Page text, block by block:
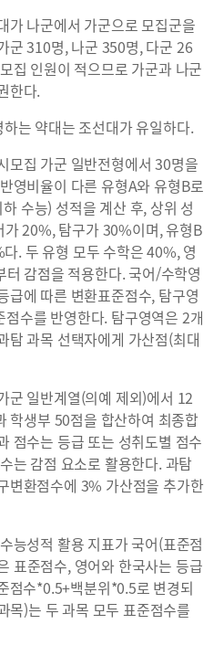
가 나군에서 가군으로 모집군을
군 310명, 나군 350명, 다군 26
집 인원이 적으므로 가군과 나군
한다.
는 약대는 조선대가 유일하다.
모집 가군 일반전형에서 30명을
영비율이 다른 유형A와 유형B로
수능) 성적을 계산 후, 상위 성
가 20%, 탐구가 30%이며, 유형B
. 두 유형 모두 수학은 40%, 영
감점을 적용한다. 국어/수학영
급에 따른 변환표준점수, 탐구영
수를 반영한다. 탐구영역은 2개
탐 과목 선택자에게 가산점(최대
군 일반계열(의예 제외)에서 12
학생부 50점을 합산하여 최종합
점수는 등급 또는 성취도별 점수
는 감점 요소로 활용한다. 과탐
변환점수에 3% 가산점을 추가한
능성적 활용 지표가 국어(표준점
표준점수, 영어와 한국사는 등급
점수*0.5+백분위*0.5로 변경되
목)는 두 과목 모두 표준점수를